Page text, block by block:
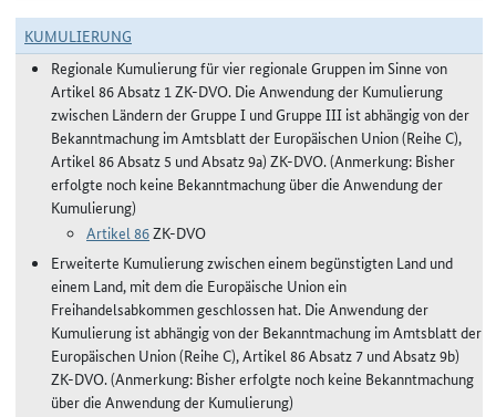
KUMULIERUNG
Regionale Kumulierung für vier regionale Gruppen im Sinne von
Artikel 86 Absatz 1 ZK-DVO. Die Anwendung der Kumulierung
zwischen Ländern der Gruppe I und Gruppe III ist abhängig von der
Bekanntmachung im Amtsblatt der Europäischen Union (Reihe C),
Artikel 86 Absatz 5 und Absatz 9a) ZK-DVO. (Anmerkung: Bisher
erfolgte noch keine Bekanntmachung über die Anwendung der
Kumulierung)
Artikel 86ZK-DVO
Erweiterte Kumulierung zwischen einem begünstigten Land und
einem Land, mit dem die Europäische Union ein
Freihandelsabkommen geschlossen hat. Die Anwendung der
Kumulierung ist abhängig von der Bekanntmachung im Amtsblatt der
Europäischen Union (Reihe C), Artikel 86 Absatz 7 und Absatz 9b)
ZK-DVO. (Anmerkung: Bisher erfolgte noch keine Bekanntmachung
über die Anwendung der Kumulierung)